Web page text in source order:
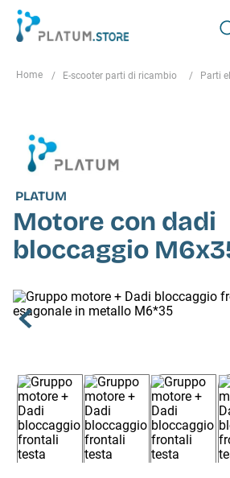
E-scooter parti di ricambio Parti
PLATUM
Motore con dadi
bloccaggio